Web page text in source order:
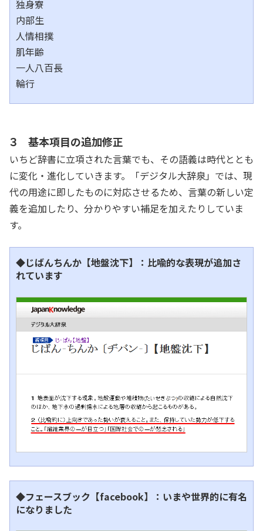
独身寮
内部生
人情相撲
肌年齢
一人八百長
輪行
３ 基本項目の追加修正
いちど辞書に立項された言葉でも、その語義は時代ととも
に変化・進化していきます。「デジタル大辞泉」では、現
代の用途に即したものに対応させるため、言葉の新しい定
義を追加したり、分かりやすい補足を加えたりしていま
す。
◆じばんちんか【地盤沈下】：比喩的な表現が追加さ
れています
◆フェースブック【facebook】：いまや世界的に有名
になりました